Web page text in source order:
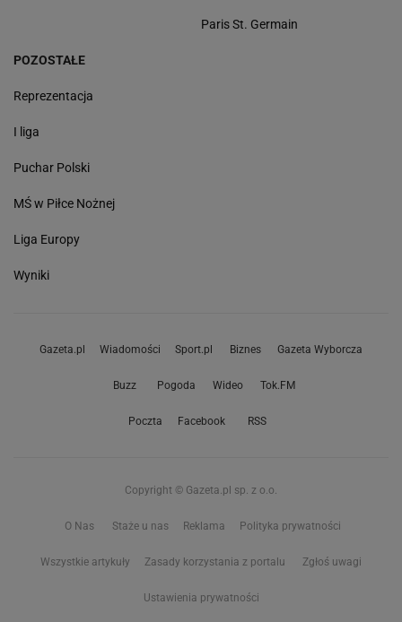
Paris St. Germain
POZOSTAŁE
Reprezentacja
I liga
Puchar Polski
MŚ w Piłce Nożnej
Liga Europy
Wyniki
Gazeta.pl Wiadomości Sport.pl Biznes Gazeta Wyborcza
Buzz Pogoda Wideo Tok.FM
Poczta Facebook RSS
Copyright © Gazeta.pl sp. z o.o.
O Nas Staże u nas Reklama Polityka prywatności
Wszystkie artykuły Zasady korzystania z portalu Zgłoś uwagi
Ustawienia prywatności